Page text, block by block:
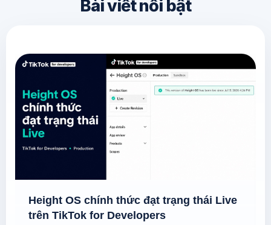
Bài viết nổi bật
Height OS chính thức đạt trạng thái Live
trên TikTok for Developers